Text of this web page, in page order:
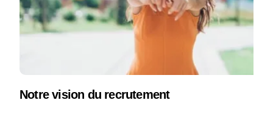
Notre vision du recrutement